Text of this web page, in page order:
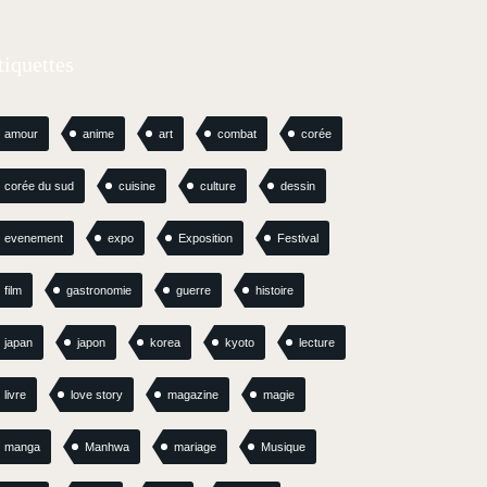
amour anime art combat corée
corée du sud cuisine culture dessin
evenement expo Exposition Festival
film gastronomie guerre histoire
japan japon korea kyoto lecture
livre love story magazine magie
manga Manhwa mariage Musique